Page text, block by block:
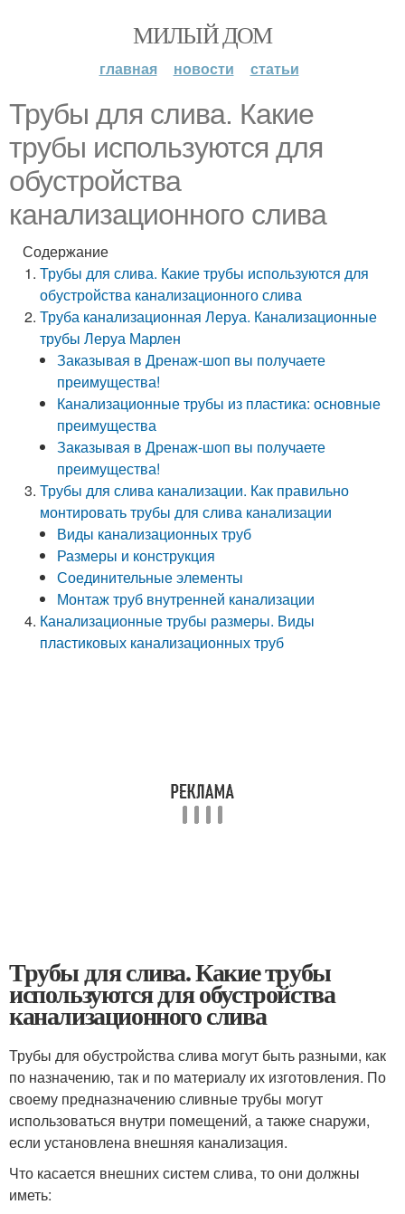
МИЛЫЙ ДОМ
главная новости статьи
Трубы для слива. Какие
трубы используются для
обустройства
канализационного слива
Содержание
Трубы для слива. Какие трубы используются для
обустройства канализационного слива
Труба канализационная Леруа. Канализационные
трубы Леруа Марлен
Заказывая в Дренаж-шоп вы получаете
преимущества!
Канализационные трубы из пластика: основные
преимущества
Заказывая в Дренаж-шоп вы получаете
преимущества!
Трубы для слива канализации. Как правильно
монтировать трубы для слива канализации
Виды канализационных труб
Размеры и конструкция
Соединительные элементы
Монтаж труб внутренней канализации
Канализационные трубы размеры. Виды
пластиковых канализационных труб
Трубы для слива. Какие трубы
используются для обустройства
канализационного слива
Трубы для обустройства слива могут быть разными, как
по назначению, так и по материалу их изготовления. По
своему предназначению сливные трубы могут
использоваться внутри помещений, а также снаружи,
если установлена внешняя канализация.
Что касается внешних систем слива, то они должны
иметь: